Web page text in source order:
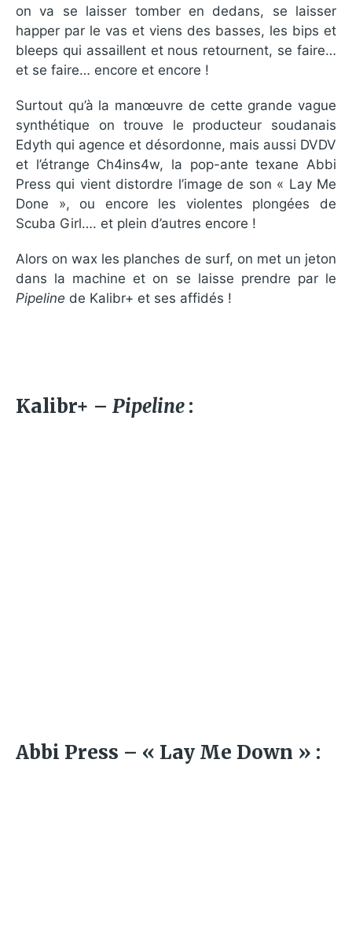
on va se laisser tomber en dedans, se laisser
happer par le vas et viens des basses, les bips et
bleeps qui assaillent et nous retournent, se faire…
et se faire… encore et encore !
Surtout qu’à la manœuvre de cette grande vague
synthétique on trouve le producteur soudanais
Edyth qui agence et désordonne, mais aussi DVDV
et l’étrange Ch4ins4w, la pop-ante texane Abbi
Press qui vient distordre l’image de son « Lay Me
Done », ou encore les violentes plongées de
Scuba Girl…. et plein d’autres encore !
Alors on wax les planches de surf, on met un jeton
dans la machine et on se laisse prendre par le
Pipeline de Kalibr+ et ses affidés !
Kalibr+ –Pipeline:
Abbi Press – « Lay Me Down » :